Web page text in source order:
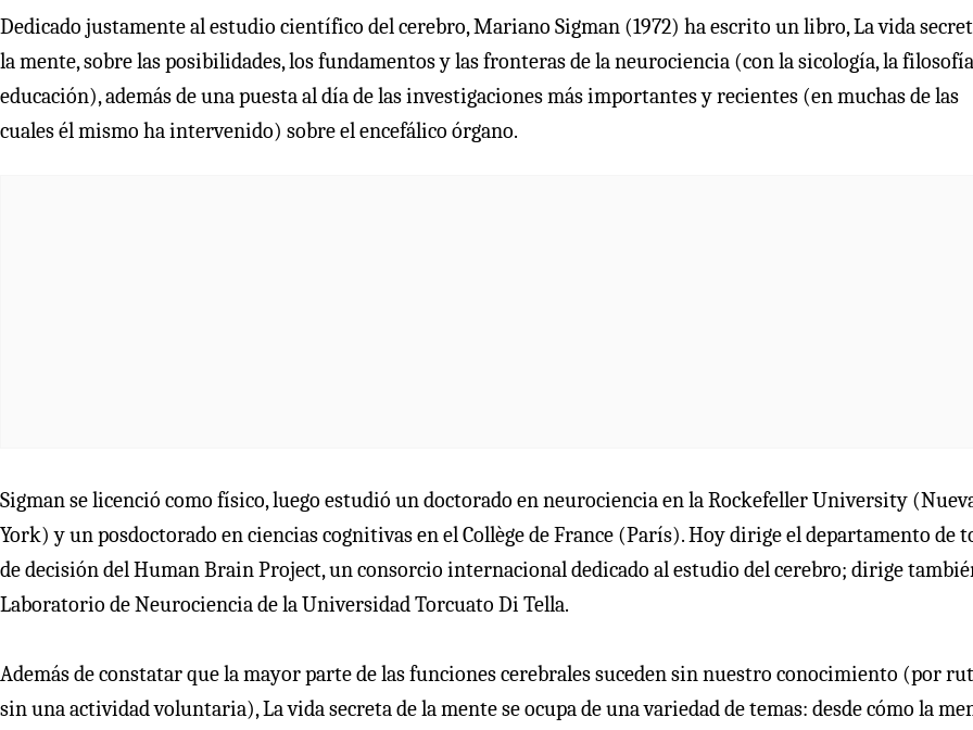
Dedicado justamente al estudio científico del cerebro, Mariano Sigman (1972) ha escrito un libro, La vida
la mente, sobre las posibilidades, los fundamentos y las fronteras de la neurociencia (con la sicología, la
educación), además de una puesta al día de las investigaciones más importantes y recientes (en muchas de las
cuales él mismo ha intervenido) sobre el encefálico órgano.
Sigman se licenció como físico, luego estudió un doctorado en neurociencia en la Rockefeller University
York) y un posdoctorado en ciencias cognitivas en el Collège de France (París). Hoy dirige el departamento de
de decisión del Human Brain Project, un consorcio internacional dedicado al estudio del cerebro; dirige
Laboratorio de Neurociencia de la Universidad Torcuato Di Tella.
Además de constatar que la mayor parte de las funciones cerebrales suceden sin nuestro conocimiento (por
sin una actividad voluntaria), La vida secreta de la mente se ocupa de una variedad de temas: desde cómo la